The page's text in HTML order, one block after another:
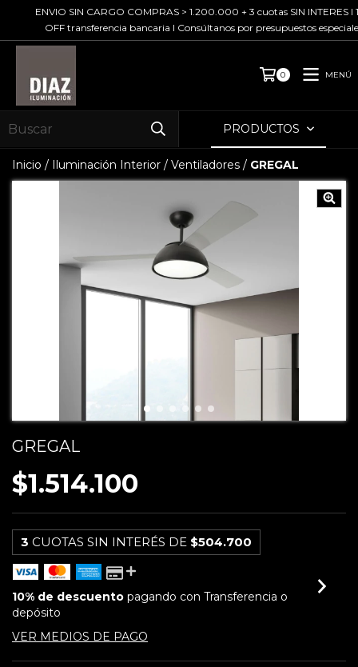
ENVIO SIN CARGO COMPRAS > 1.200.000 + 3 cuotas SIN INTERES I 10%
OFF transferencia bancaria I Consúltanos por presupuestos especiales
0 MENÚ
PRODUCTOS
Inicio / Iluminación Interior / Ventiladores / GREGAL
GREGAL
$1.514.100
3 CUOTAS SIN INTERÉS DE $504.700
10% de descuento pagando con Transferencia o
depósito
VER MEDIOS DE PAGO